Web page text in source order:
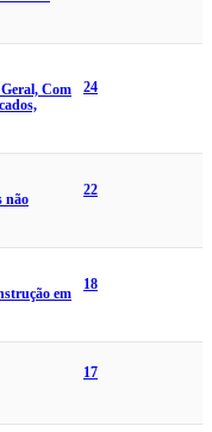
Com
24
não
22
em
18
17